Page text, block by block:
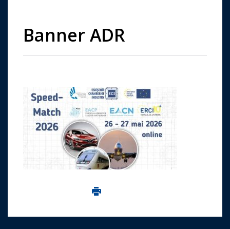
Banner ADR
Imprima aceasta pagina